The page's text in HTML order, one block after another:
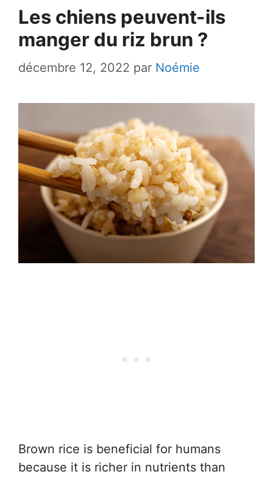
Les chiens peuvent-ils
manger du riz brun ?
décembre 12, 2022 par Noémie
Brown rice is beneficial for humans
because it is richer in nutrients than